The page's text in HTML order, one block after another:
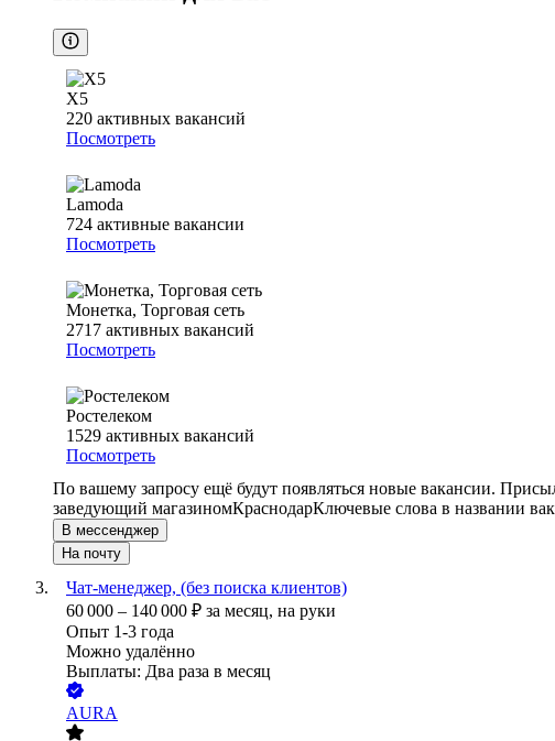
Х5
220 активных вакансий
Посмотреть
Lamoda
724 активные вакансии
Посмотреть
Монетка, Торговая сеть
2717 активных вакансий
Посмотреть
Ростелеком
1529 активных вакансий
Посмотреть
По вашему запросу ещё будут появляться новые вакансии.
заведующий магазиномКраснодарКлючевые слова в названии
В мессенджер
На почту
Чат-менеджер, (без поиска клиентов)
60 000 – 140 000 ₽ за месяц, на руки
Опыт 1-3 года
Можно удалённо
Выплаты: Два раза в месяц
AURA